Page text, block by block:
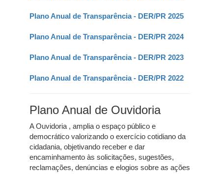
Plano Anual de Transparência - DER/PR 2025
Plano Anual de Transparência - DER/PR 2024
Plano Anual de Transparência - DER/PR 2023
Plano Anual de Transparência - DER/PR 2022
Plano Anual de Ouvidoria
A Ouvidoria , amplia o espaço público e
democrático valorizando o exercício cotidiano da
cidadania, objetivando receber e dar
encaminhamento às solicitações, sugestões,
reclamações, denúncias e elogios sobre as ações